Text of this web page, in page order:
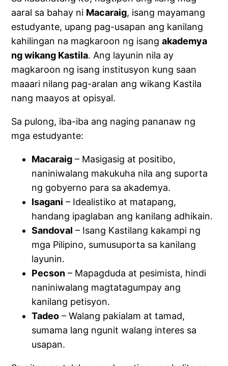
aaral sa bahay ni Macaraig, isang mayamang
estudyante, upang pag-usapan ang kanilang
kahilingan na magkaroon ng isangakademya
ng wikang Kastila. Ang layunin nila ay
magkaroon ng isang institusyon kung saan
maaari nilang pag-aralan ang wikang Kastila
nang maayos at opisyal.
Sa pulong, iba-iba ang naging pananaw ng
mga estudyante:
Macaraig – Masigasig at positibo,
naniniwalang makukuha nila ang suporta
ng gobyerno para sa akademya.
Isagani – Idealistiko at matapang,
handang ipaglaban ang kanilang adhikain.
Sandoval – Isang Kastilang kakampi ng
mga Pilipino, sumusuporta sa kanilang
layunin.
Pecson – Mapagduda at pesimista, hindi
naniniwalang magtatagumpay ang
kanilang petisyon.
Tadeo – Walang pakialam at tamad,
sumama lang ngunit walang interes sa
usapan.